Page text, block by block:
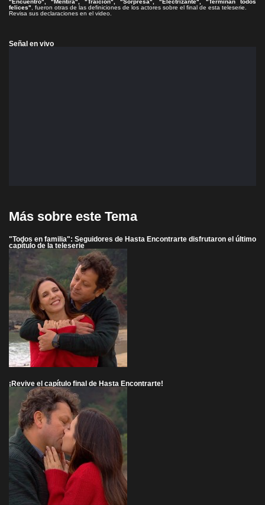
felices" , fueron otras de las definiciones de los actores sobre el final de esta teleserie.
Revisa sus declaraciones en el video.
Señal en vivo
Más sobre este Tema
"Todos en familia": Seguidores de Hasta Encontrarte disfrutaron el último
capítulo de la teleserie
¡Revive el capítulo final de Hasta Encontrarte!